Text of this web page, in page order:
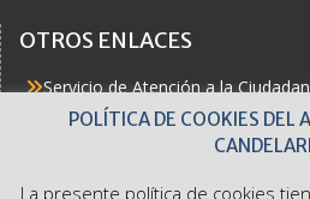
OTROS ENLACES
Servicio de Atención a la
Actualidad
Buzón del Ciudadano
POLÍTICA DE COOKIES DEL
La presente política de cookies